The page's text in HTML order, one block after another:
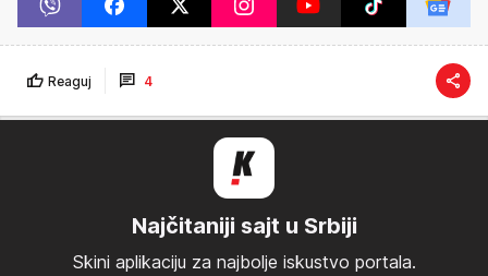
Reaguj 4
Najčitaniji sajt u Srbiji
Skini aplikaciju za najbolje iskustvo portala.